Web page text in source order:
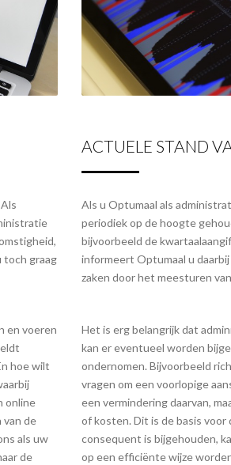
toch graag
en voeren
hoe wilt
online
de
als uw
de
ACTUELE STAND
Als u Optumaal als
periodiek op de hoogte
bijvoorbeeld de
informeert Optumaal u
zaken door het meesturen
Het is erg belangrijk dat
kan er eventueel worden
ondernomen. Bijvoorbeeld
vragen om een voorlopige
een vermindering daarvan,
of kosten. Dit is de basis voor
consequent is bijgehouden,
op een efficiënte wijze